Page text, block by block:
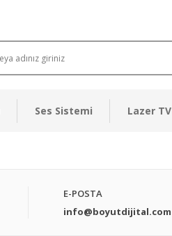
Ses Sistemi Lazer TV
E-POSTA
info@boyutdijital.com